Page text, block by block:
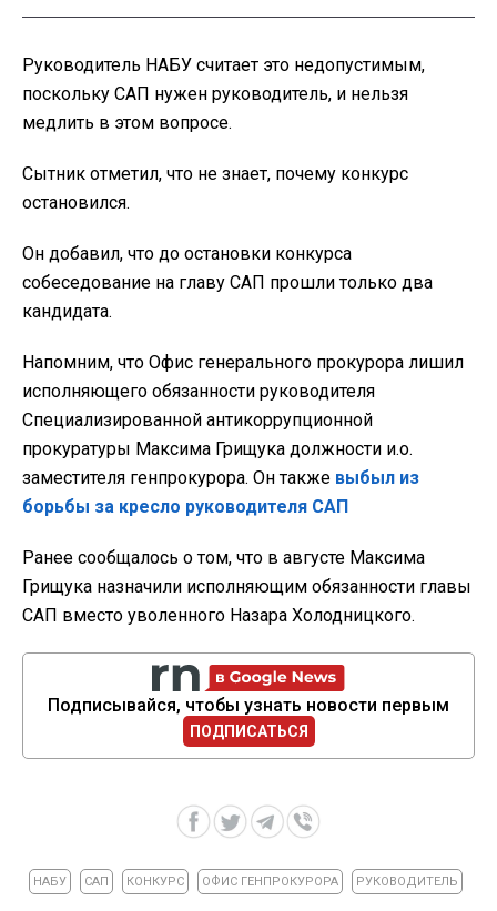
Руководитель НАБУ считает это недопустимым,
поскольку САП нужен руководитель, и нельзя
медлить в этом вопросе.
Сытник отметил, что не знает, почему конкурс
остановился.
Он добавил, что до остановки конкурса
собеседование на главу САП прошли только два
кандидата.
Напомним, что Офис генерального прокурора лишил
исполняющего обязанности руководителя
Специализированной антикоррупционной
прокуратуры Максима Грищука должности и.о.
заместителя генпрокурора. Он также выбыл из
борьбы за кресло руководителя САП
Ранее сообщалось о том, что в августе Максима
Грищука назначили исполняющим обязанности главы
САП вместо уволенного Назара Холодницкого.
Подписывайся, чтобы узнать новости первым
ПОДПИСАТЬСЯ
НАБУ САП КОНКУРС ОФИС ГЕНПРОКУРОРА РУКОВОДИТЕЛЬ